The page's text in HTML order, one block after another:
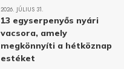
2026. JÚLIUS 31.
13 egyserpenyős nyári
vacsora, amely
megkönnyíti a hétköznap
estéket